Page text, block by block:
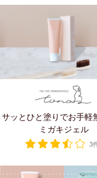
サッとひと塗りでお手軽
ミガキジェル
3